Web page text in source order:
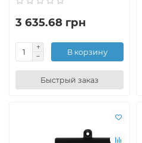
3 635.68 грн
В корзину
Быстрый заказ